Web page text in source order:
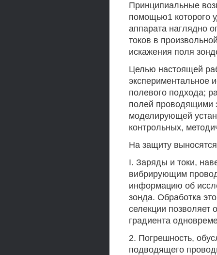
Принципиальные
помощью1 которого
аппарата наглядно
токов в
искажения поля
Целью настоящей
экспериментальное
полевого подхода;
полей проводящими
моделирующей
контрольных,
На защиту
I. Заряды и токи,
вибрирующим
информацию об
зонда. Обработка
селекции позволяет
градиента
2. Погрешность,
подводящего